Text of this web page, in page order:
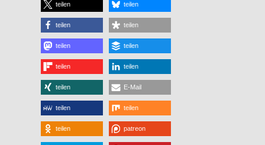
teilen teilen
teilen teilen
teilen teilen
teilen teilen
teilen E-Mail
teilen teilen
teilen patreon